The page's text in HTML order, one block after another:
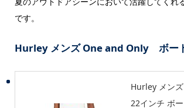
です。
Hurley メンズ One and Only ボー
Hurley メン
22インチ ボ